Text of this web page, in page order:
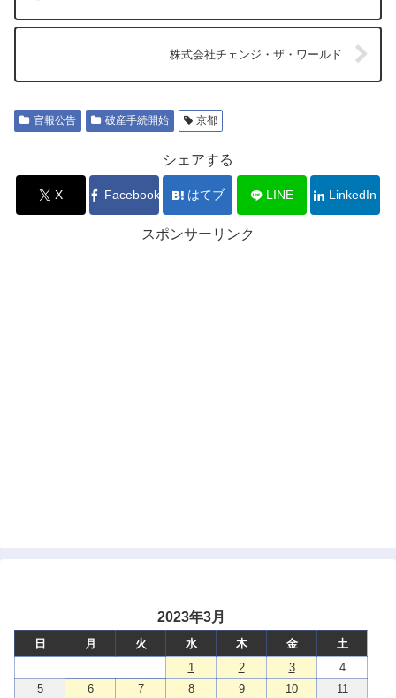
株式会社チェンジ・ザ・ワールド
官報公告 破産手続開始 京都
シェアする
X Facebook はてブ LINE LinkedIn
スポンサーリンク
2023年3月
日 月 火 水 木 金
土
1
2 3
4
5
6 7 8 9 10
11